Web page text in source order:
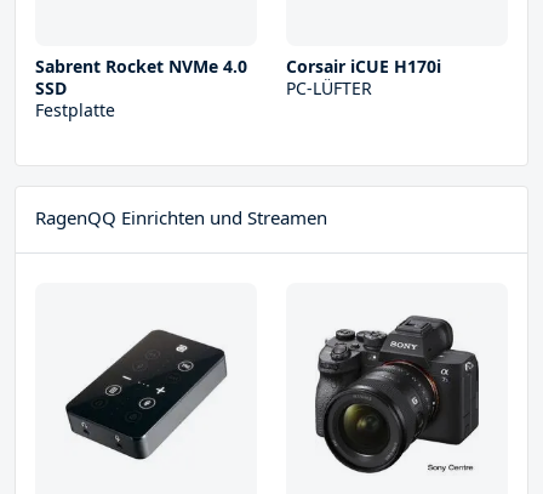
Sabrent Rocket NVMe 4.0
SSD
Festplatte
Corsair iCUE H170i
PC-LÜFTER
RagenQQ Einrichten und Streamen